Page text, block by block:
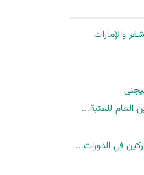
والإمارات
العام للعتبة...
في الدورات...